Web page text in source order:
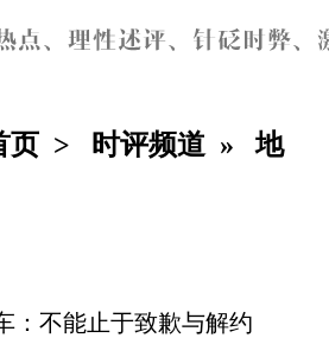
页 > 时评频道 » 地
：不能止于致歉与解约